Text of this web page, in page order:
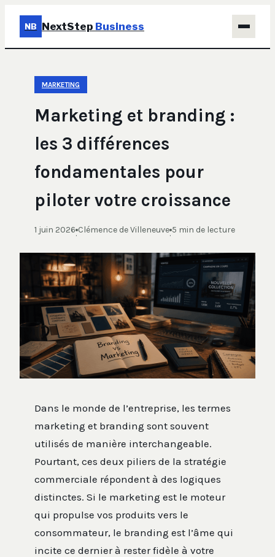
NB NextStep Business
MARKETING
Marketing et branding :
les 3 différences
fondamentales pour
piloter votre croissance
1 juin 2026
·
Clémence de Villeneuve
·
5 min de lecture
Dans le monde de l’entreprise, les termes
marketing et branding sont souvent
utilisés de manière interchangeable.
Pourtant, ces deux piliers de la stratégie
commerciale répondent à des logiques
distinctes. Si le marketing est le moteur
qui propulse vos produits vers le
consommateur, le branding est l’âme qui
incite ce dernier à rester fidèle à votre